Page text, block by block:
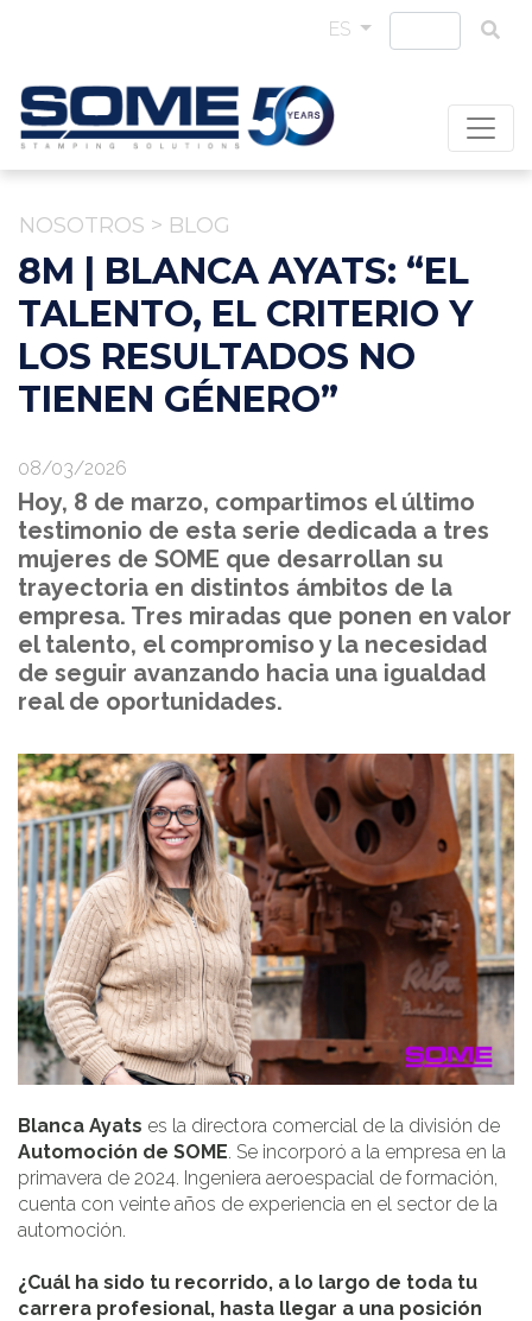
ES
NOSOTROS > BLOG
8M | BLANCA AYATS: “EL
TALENTO, EL CRITERIO Y
LOS RESULTADOS NO
TIENEN GÉNERO”
08/03/2026
Hoy, 8 de marzo, compartimos el último
testimonio de esta serie dedicada a tres
mujeres de SOME que desarrollan su
trayectoria en distintos ámbitos de la
empresa. Tres miradas que ponen en valor
el talento, el compromiso y la necesidad
de seguir avanzando hacia una igualdad
real de oportunidades.
Blanca Ayats es la directora comercial de la división de
Automoción de SOME. Se incorporó a la empresa en la
primavera de 2024. Ingeniera aeroespacial de formación,
cuenta con veinte años de experiencia en el sector de la
automoción.
¿Cuál ha sido tu recorrido, a lo largo de toda tu
carrera profesional, hasta llegar a una posición